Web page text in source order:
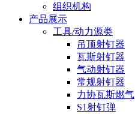
组织机构
产品展示
工具/动力源类
吊顶射钉器
瓦斯射钉器
气动射钉器
常规射钉器
力协瓦斯燃气
S1射钉弹